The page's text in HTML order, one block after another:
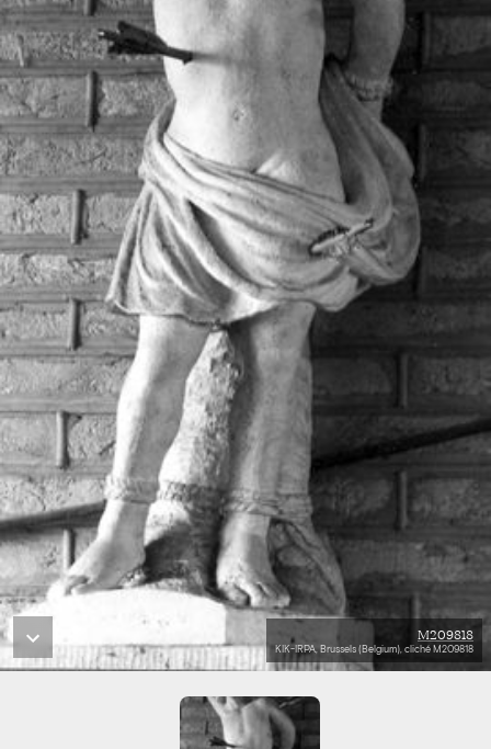
M209818
KIK-IRPA, Brussels (Belgium), cliché M209818